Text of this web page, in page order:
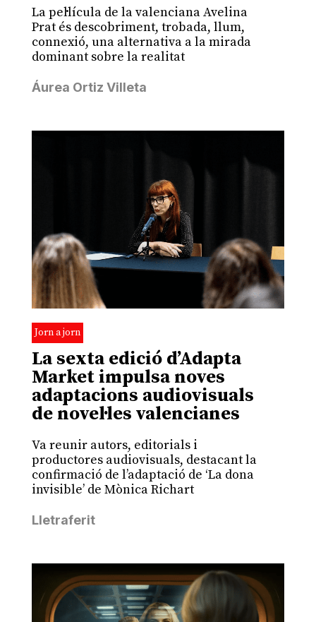
La pel·lícula de la valenciana Avelina
Prat és descobriment, trobada, llum,
connexió, una alternativa a la mirada
dominant sobre la realitat
Áurea Ortiz Villeta
Jorn a jorn
La sexta edició d’Adapta
Market impulsa noves
adaptacions audiovisuals
de novel·les valencianes
Va reunir autors, editorials i
productores audiovisuals, destacant la
confirmació de l’adaptació de ‘La dona
invisible’ de Mònica Richart
Lletraferit